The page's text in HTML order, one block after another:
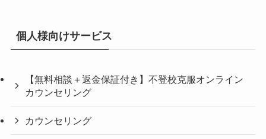
個人様向けサービス
【無料相談＋返金保証付き】不登校克服オンライン
カウンセリング
カウンセリング